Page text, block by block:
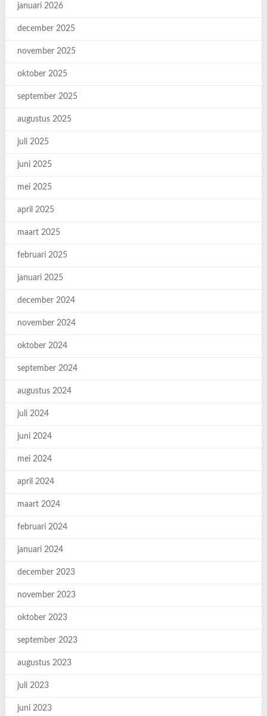
januari 2026
december 2025
november 2025
oktober 2025
september 2025
augustus 2025
juli 2025
juni 2025
mei 2025
april 2025
maart 2025
februari 2025
januari 2025
december 2024
november 2024
oktober 2024
september 2024
augustus 2024
juli 2024
juni 2024
mei 2024
april 2024
maart 2024
februari 2024
januari 2024
december 2023
november 2023
oktober 2023
september 2023
augustus 2023
juli 2023
juni 2023